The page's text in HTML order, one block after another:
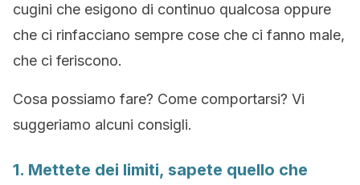
cugini che esigono di continuo qualcosa oppure
che ci rinfacciano sempre cose che ci fanno male,
che ci feriscono.
Cosa possiamo fare? Come comportarsi? Vi
suggeriamo alcuni consigli.
1. Mettete dei limiti, sapete quello che